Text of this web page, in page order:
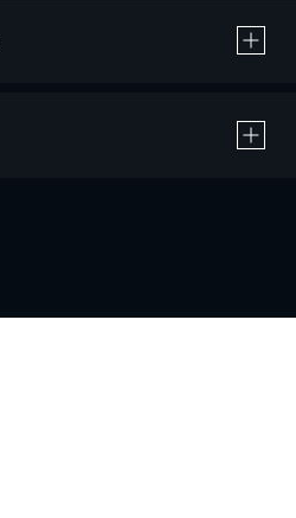
カード決済による作品の購入 / レンタルです。